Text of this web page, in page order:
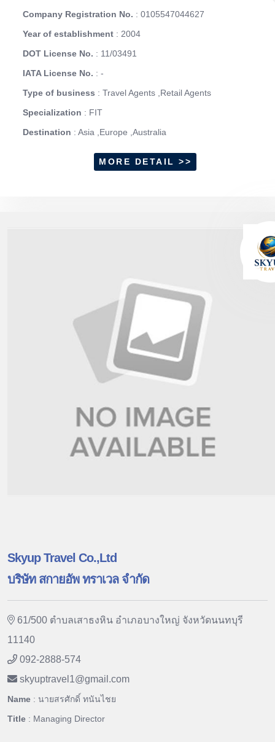
Company Registration No. : 0105547044627
Year of establishment : 2004
DOT License No. : 11/03491
IATA License No. : -
Type of business : Travel Agents ,Retail Agents
Specialization : FIT
Destination : Asia ,Europe ,Australia
MORE DETAIL >>
Skyup Travel Co.,Ltd
บริษัท สกายอัพ ทราเวล จำกัด
61/500 ตำบลเสาธงหิน อำเภอบางใหญ่ จังหวัดนนทบุรี
11140
092-2888-574
skyuptravel1@gmail.com
Name : นายสรศักดิ์ ทนันไชย
Title : Managing Director